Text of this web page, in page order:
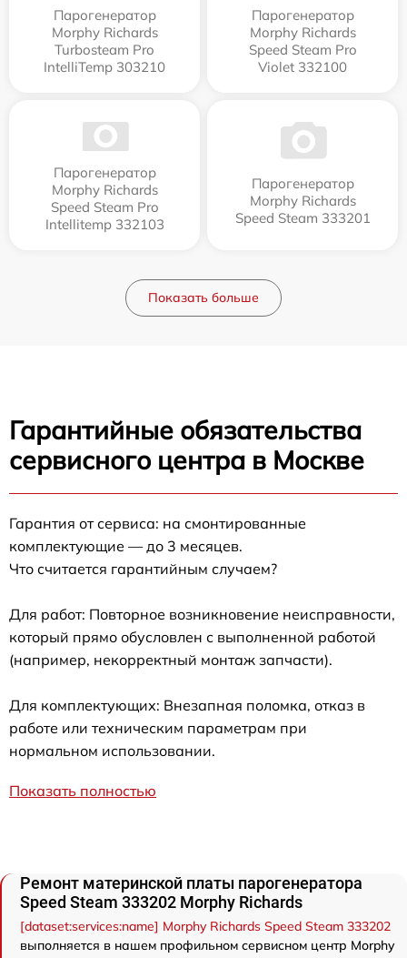
Парогенератор
Morphy Richards
Turbosteam Pro
IntelliTemp 303210
Парогенератор
Morphy Richards
Speed Steam Pro
Violet 332100
Парогенератор
Morphy Richards
Speed Steam Pro
Intellitemp 332103
Парогенератор
Morphy Richards
Speed Steam 333201
Показать больше
Гарантийные обязательства
сервисного центра в Москве
Гарантия от сервиса: на смонтированные
комплектующие — до 3 месяцев.
Что считается гарантийным случаем?
Для работ: Повторное возникновение неисправности,
который прямо обусловлен с выполненной работой
(например, некорректный монтаж запчасти).
Для комплектующих: Внезапная поломка, отказ в
работе или техническим параметрам при
нормальном использовании.
Показать полностью
Ремонт материнской платы парогенератора
Speed Steam 333202 Morphy Richards
[dataset:services:name] Morphy Richards Speed Steam 333202
выполняется в нашем профильном сервисном центр Morphy